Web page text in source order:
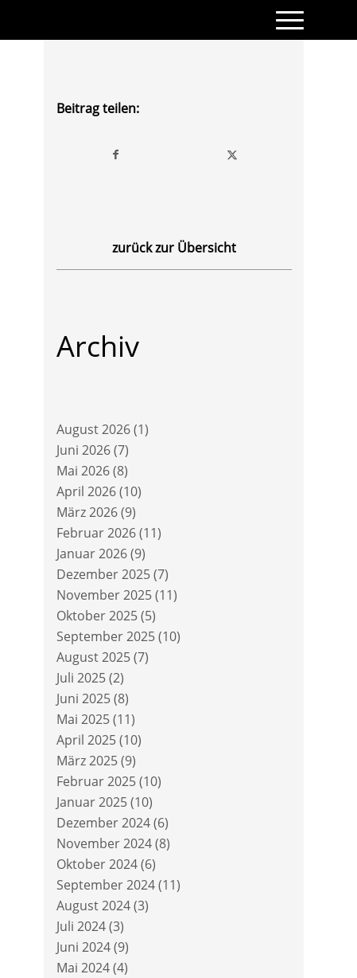
Beitrag teilen:
zurück zur Übersicht
Archiv
August 2026(1)
Juni 2026(7)
Mai 2026(8)
April 2026(10)
März 2026(9)
Februar 2026(11)
Januar 2026(9)
Dezember 2025(7)
November 2025(11)
Oktober 2025(5)
September 2025(10)
August 2025(7)
Juli 2025(2)
Juni 2025(8)
Mai 2025(11)
April 2025(10)
März 2025(9)
Februar 2025(10)
Januar 2025(10)
Dezember 2024(6)
November 2024(8)
Oktober 2024(6)
September 2024(11)
August 2024(3)
Juli 2024(3)
Juni 2024(9)
Mai 2024(4)